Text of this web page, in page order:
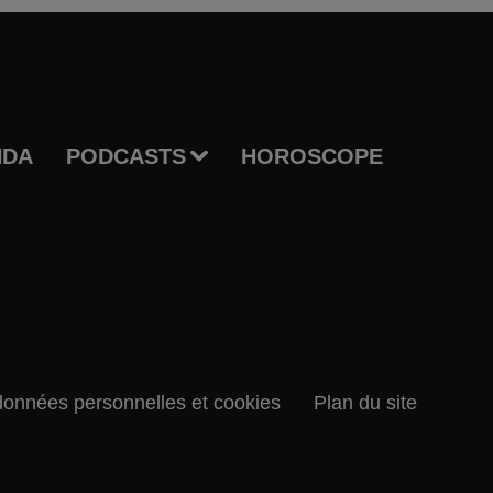
PODCASTS HOROSCOPE
personnelles et cookies Plan du site